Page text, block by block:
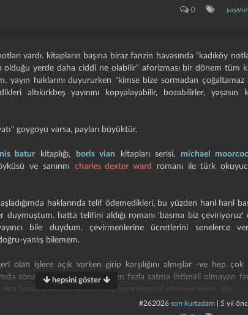
0
vardı. kitapların başına biraz fanzin havasında "kadıköy
yerde daha ciddi ne olabilir" aforizması bir dönem tüm
yayın haklarını duyururken "kimse bize sormadan
altıkırkbeş yayınını kopyalayabilir, bozabilirler, yaşasın
goygoyu varsa, payları büyüktür.
batur kitaplığı, boris vian kitapları serisi, michael
ve sanırım charles dexter ward
romanı ile türk
haklarında telif ödemedikleri, bu yüzden harıl harıl
duymuştum. hatta telifini aldığı romanı 'basma biz
yayıncı bile duydum. çevirmenlerine ücretlerini senelerce
yanlış bilemem.
olan işlere açık varken girip karşılığını almışlar -ve hep
sorudur. yani zaten 100'den fazla satma ihtimali olmayan
bassa zaten peşinden koşmaya tenezül etmeyeceksin. gibi.
hepsini göster
#262026 son kurtadam 5 yıl